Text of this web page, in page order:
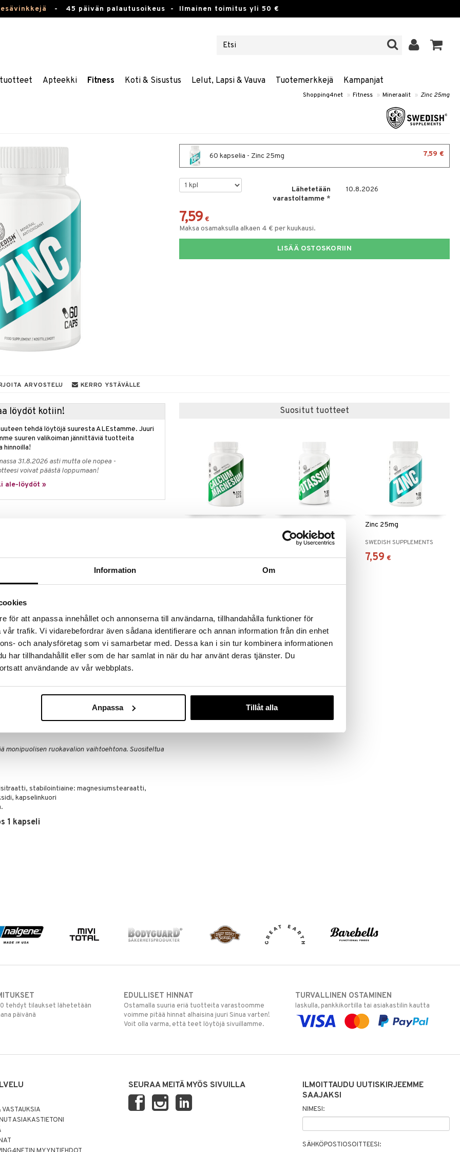
Information Om
för att anpassa innehållet och annonserna till användarna, tillhandahålla funktioner för
trafik. Vi vidarebefordrar även sådana identifierare och annan information från din enhet
och analysföretag som vi samarbetar med. Dessa kan i sin tur kombinera informationen
har tillhandahållit eller som de har samlat in när du har använt deras tjänster. Du
användande av vår webbplats.
Anpassa Tillåt alla
- 45 päivän palautusoikeus - Ilmainen toimitus yli 50 €
Apteekki Fitness Koti & Sisustus Lelut, Lapsi & Vauva Tuotemerkkejä Kampanjat
Shopping4net » Fitness » Mineraalit » Zinc 25mg
60 kapselia - Zinc 25mg 7,59 €
Lähetetään
varastoltamme*
10.8.2026
7,59 €
Maksa osamaksulla alkaen 4 € per kuukausi.
LISÄÄ OSTOSKORIIN
ARVOSTELU KERRO YSTÄVÄLLE
löydöt kotiin!
tehdä löytöjä suuresta ALEstamme. Juuri
suuren valikoiman jännittäviä tuotteita
hinnoilla!
31.8.2026 asti mutta ole nopea -
voivat päästä loppumaan!
ale-löydöt »
sinkkilisä, joka sisältää 25 mg
imeytyvässä muodossa olevaa mineraalia, jota
normaalia toimintaa, auttaa
ja kynsiä sekä suojaa soluja oksidatiiviselta
hedelmällisyydelle ja lisääntymiselle sekä
saatavilla oleva muoto
toimintaa
testosteronitasoja veressä
monipuolisen ruokavalion vaihtoehtona. Suositeltua
stabilointiaine: magnesiumstearaatti,
kapselinkuori
1 kapseli
Suositut tuotteet
11,29 €
SWEDISH SUPPLEMENTS
8,90 €
Zinc 25mg
SWEDISH SUPPLEMENTS
7,59 €
Plus
BETTER YOU
tehdyt tilaukset lähetetään
päivänä
EDULLISET HINNAT
Ostamalla suuria eriä tuotteita varastoomme
voimme pitää hinnat alhaisina juuri Sinua varten!
Voit olla varma, että teet löytöjä sivuillamme.
TURVALLINEN OSTAMINEN
laskulla, pankkikortilla tai asiakastilin kautta
ASIAKASTIETONI
SEURAA MEITÄ MYÖS SIVUILLA
ILMOITTAUDU UUTISKIRJEEMME
SAAJAKSI
NIMESI:
SÄHKÖPOSTIOSOITTEESI: